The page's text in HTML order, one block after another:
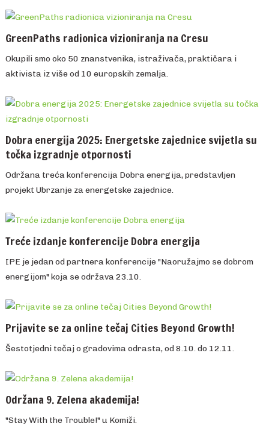
GreenPaths radionica vizioniranja na Cresu
Okupili smo oko 50 znanstvenika, istraživača, praktičara i
aktivista iz više od 10 europskih zemalja.
Dobra energija 2025: Energetske zajednice svijetla su
točka izgradnje otpornosti
Održana treća konferencija Dobra energija, predstavljen
projekt Ubrzanje za energetske zajednice.
Treće izdanje konferencije Dobra energija
IPE je jedan od partnera konferencije "Naoružajmo se dobrom
energijom" koja se održava 23.10.
Prijavite se za online tečaj Cities Beyond Growth!
Šestotjedni tečaj o gradovima odrasta, od 8.10. do 12.11.
Održana 9. Zelena akademija!
"Stay With the Trouble!" u Komiži.